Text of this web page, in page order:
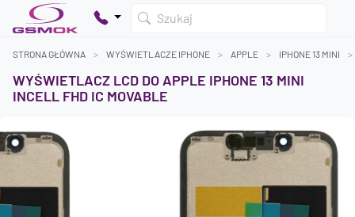
Szukaj
Dodaj produkty, aby kontynuować.
0 zł
STRONA GŁÓWNA WYŚWIETLACZE IPHONE APPLE IPHONE 13 MINI
WYŚWIETLACZ LCD DO APPLE IPHONE 13 MINI
INCELL FHD IC MOVABLE